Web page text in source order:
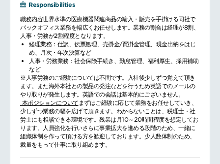
Responsibilities
職務内容世界水準の医療機器関連商品の輸入・販売を手掛ける同社で
バックオフィス業務を幅広くお任せします。業務の割合は経理が8割、
人事・労務が2割程度となります。
経理業務：仕訳、伝票処理、売掛金/買掛金管理、現金出納をはじ
め、月次・年次決算など
人事・労務業務：社会保険手続き、勤怠管理、福利厚生、採用補助
など
※人事労務のご経験については不問です。入社後少しずつ覚えて頂き
ます。また海外本社との製品の発注などを行うため英語でのメールの
やり取りが発生します。英語での会話は基本的にございません。
本ポジションについて まずはご経験に応じて業務をお任せしていき、
少しずつ業務の幅を広げて頂きます。わからないことは、税理士・社
労士にも相談できる環境です。残業は月10～20時間程度を想定してお
ります。人員強化を行いさらに事業拡大を進める段階のため、一緒に
組織体制を作って頂ける方を歓迎しております。少人数体制のため、
裁量をもって仕事に取り組めます。